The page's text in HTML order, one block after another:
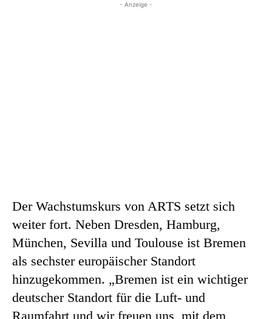
- Anzeige -
Der Wachstumskurs von ARTS setzt sich
weiter fort. Neben Dresden, Hamburg,
München, Sevilla und Toulouse ist Bremen
als sechster europäischer Standort
hinzugekommen. „Bremen ist ein wichtiger
deutscher Standort für die Luft- und
Raumfahrt und wir freuen uns, mit dem